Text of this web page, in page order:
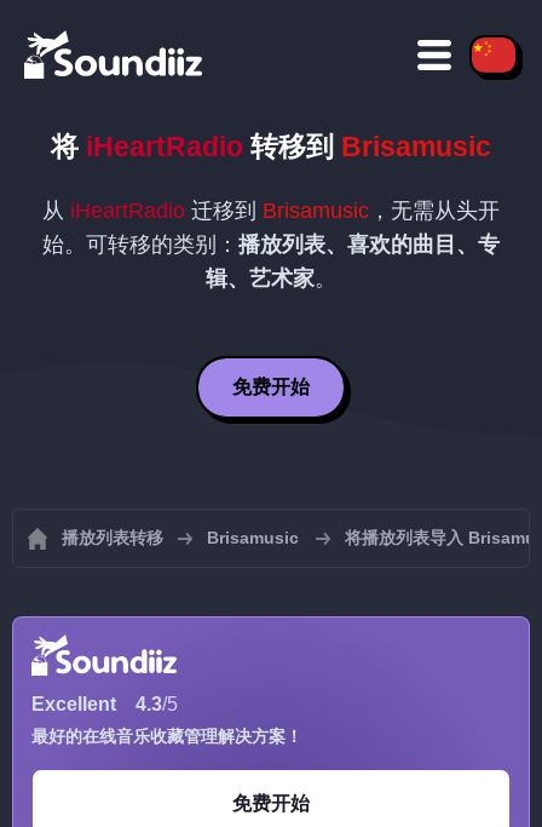
将 iHeartRadio 转移到 Brisamusic
从 iHeartRadio 迁移到 Brisamusic ，无需从头开
始。可转移的类别： 播放列表、喜欢的曲目、专
辑、艺术家。
免费开始
播放列表转移 Brisamusic 将播放列表导入
Excellent 4.3/5
最好的在线音乐收藏管理解决方案！
免费开始